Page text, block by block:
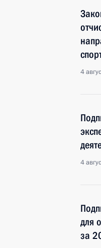
4
4
для
за